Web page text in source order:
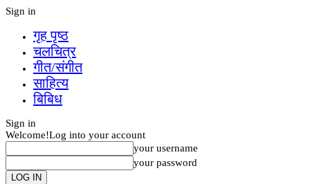
Sign in
गृह पृष्‍ठ
चलचित्र
गीत/संगीत
साहित्य
बिबिध
Sign in
Welcome!Log into your account
your username
your password